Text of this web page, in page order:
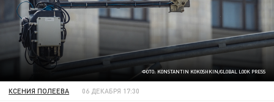
ФОТО: KONSTANTIN KOKOSHKIN/GLOBAL LOOK PRESS
КСЕНИЯ ПОЛЕЕВА 06 ДЕКАБРЯ 17:30